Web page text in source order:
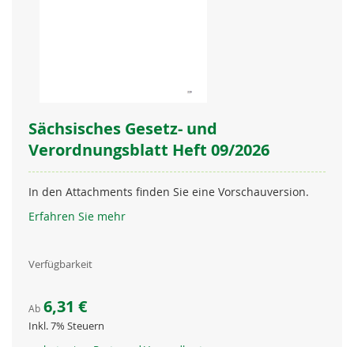
Sächsisches Gesetz- und
Verordnungsblatt Heft 09/2026
In den Attachments finden Sie eine Vorschauversion.
Erfahren Sie mehr
Verfügbarkeit
Ab 6,31 €
Inkl. 7% Steuern